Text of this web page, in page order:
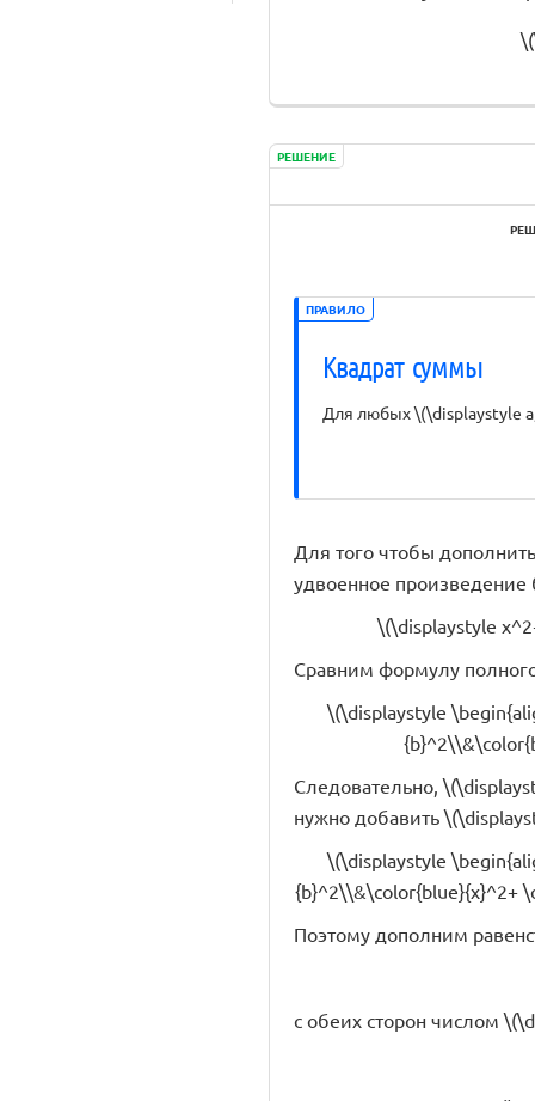
РЕШЕНИЕ
ПРАВИЛО
Квадрат суммы
Для любых \(\displaystyle
Для того чтобы
удвоенное произведение
\(\displaystyle
Сравним формулу
\(\displaystyle
Следовательно,
нужно добавить
\(\displaystyle
{b}^2\\&\color{blue}{x}^2+
Поэтому дополним
с обеих сторон числом